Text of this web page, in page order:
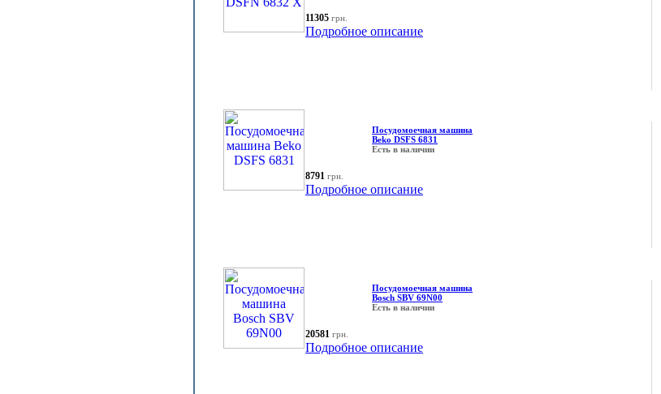
11305 грн.
Подробное описание
Посудомоечная машина
Beko DSFS 6831
Есть в наличии
8791 грн.
Подробное описание
Посудомоечная машина
Bosch SBV 69N00
Есть в наличии
20581 грн.
Подробное описание